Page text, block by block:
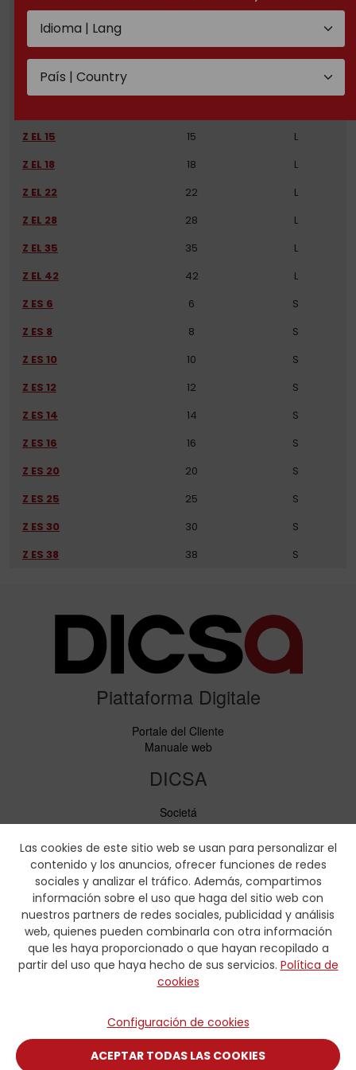
Las cookies de este sitio web se usan para personalizar el
contenido y los anuncios, ofrecer funciones de redes
sociales y analizar el tráfico. Además, compartimos
información sobre el uso que haga del sitio web con
nuestros partners de redes sociales, publicidad y análisis
web, quienes pueden combinarla con otra información
que les haya proporcionado o que hayan recopilado a
partir del uso que haya hecho de sus servicios. Política de
cookies
Configuración de cookies
ACEPTAR TODAS LAS COOKIES
Z EL 6
Z EL 10
Z EL 15
15
L
Z EL 18
18
L
Z EL 22
22
L
Z EL 28
28
L
Z EL 35
35
L
Z EL 42
42
L
Z ES 6
6
S
Z ES 8
8
S
Z ES 10
10
S
Z ES 12
12
S
Z ES 14
14
S
Z ES 16
16
S
Z ES 20
20
S
Z ES 25
25
S
Z ES 30
30
S
Z ES 38
38 S
Piattaforma Digitale
Portale del Cliente
Manuale web
DICSA
Societá
Notizie ed Eventi
Servizi
Codice di condotta
Responsabilità sociale
Scaricare
Cataloghi di vendita
Certificati
Tabelle di pressatura
Formulario idraulica
Contatto
Contatto